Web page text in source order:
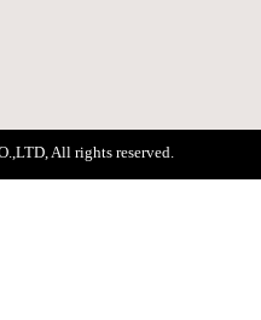
All rights reserved.